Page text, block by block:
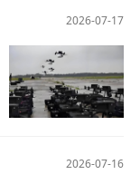
2026-07-17
2026-07-16